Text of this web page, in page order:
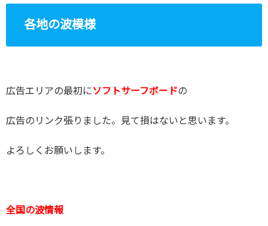
各地の波模様
広告エリアの最初にソフトサーフボードの
広告のリンク張りました。見て損はないと思います。
よろしくお願いします。
全国の波情報